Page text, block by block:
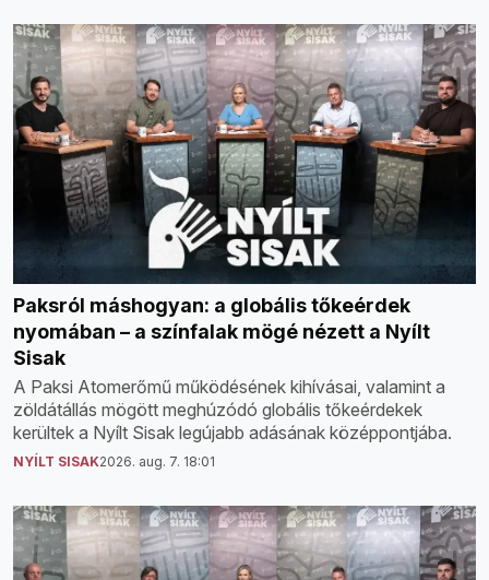
Paksról máshogyan: a globális tőkeérdek
nyomában – a színfalak mögé nézett a Nyílt
Sisak
A Paksi Atomerőmű működésének kihívásai, valamint a
zöldátállás mögött meghúzódó globális tőkeérdekek
kerültek a Nyílt Sisak legújabb adásának középpontjába.
NYÍLT SISAK2026. aug. 7. 18:01